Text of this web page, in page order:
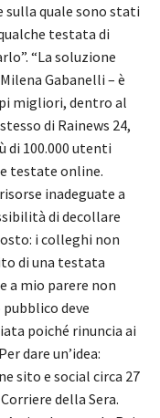
sulla quale sono stati
testata di
“La soluzione
Gabanelli – è
migliori, dentro al
di Rainews 24,
di 100.000 utenti
testate online.
inadeguate a
di decollare
i colleghi non
di una testata
a mio parere non
deve
poiché rinuncia ai
dare un’idea:
sito e social circa 27
della Sera.